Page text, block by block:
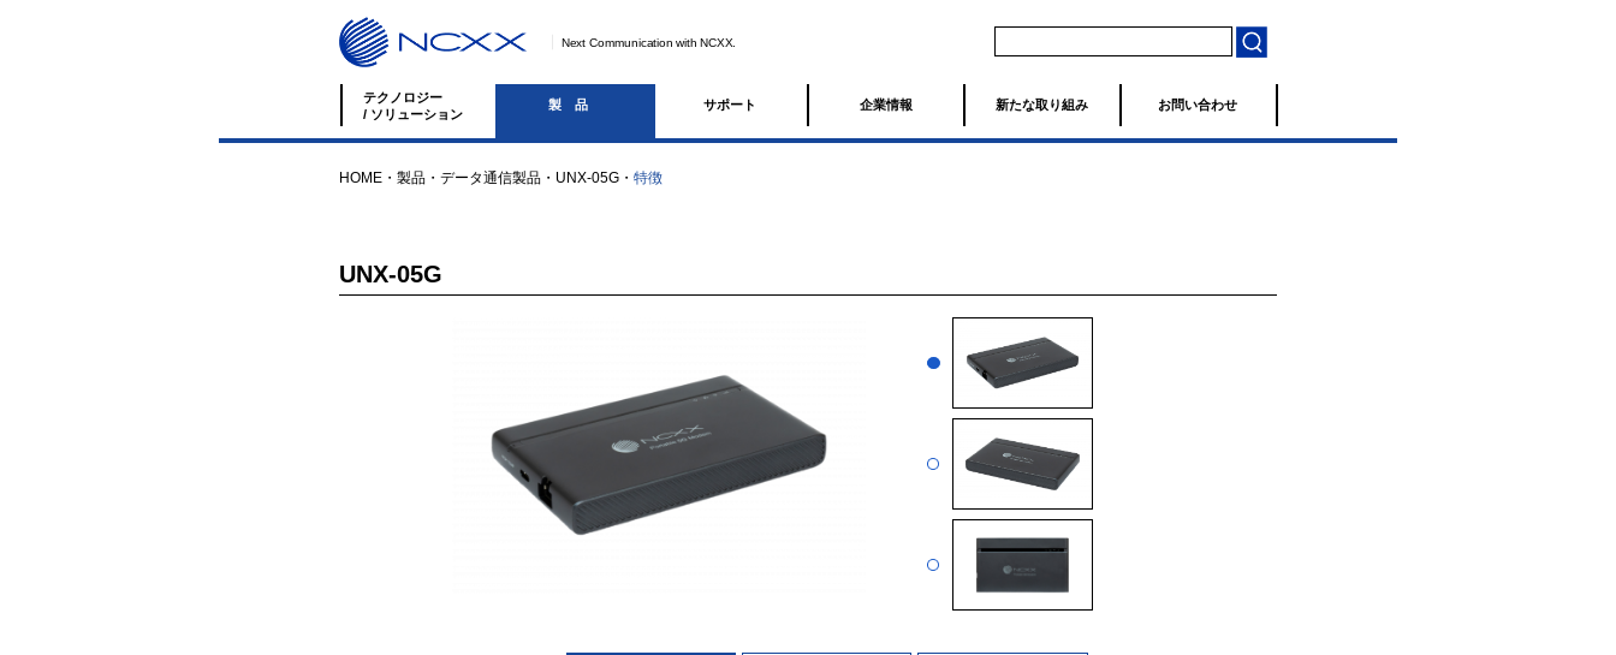
Next Communication with NCXX.
テクノロジー
/ ソリューション
製品 サポート 企業情報 新たな取り組み お問い合わせ
HOME ・ 製品 ・ データ通信製品 ・ UNX-05G ・ 特徴
UNX-05G